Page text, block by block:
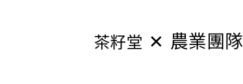
茶籽堂 ✕ 農業團隊